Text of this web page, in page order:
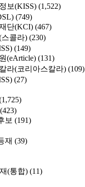
보(KISS) (1,522)
(749)
단(KCI) (467)
스콜라) (230)
(149)
(eArticle) (131)
라(코리아스칼라) (109)
(27)
(423)
보 (191)
재 (39)
(통합) (11)